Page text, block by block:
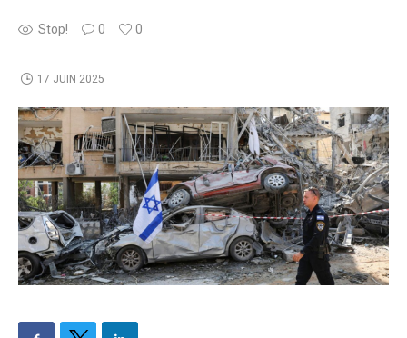
Stop! 0 0
17 JUIN 2025